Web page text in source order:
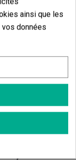
Oreoz
ainsi que les
données